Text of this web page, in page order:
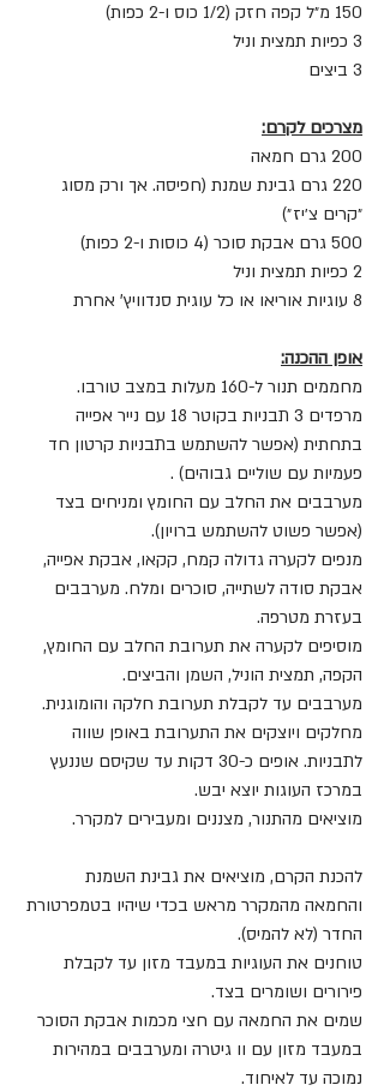
150 מ״ל קפה חזק (1/2 כוס ו-2 כפות)
3 כפיות תמצית וניל
3 ביצים
מצרכים לקרם:
200 גרם חמאה
220 גרם גבינת שמנת (חפיסה. אך ורק מסוג
״קרים צ׳יז״)
500 גרם אבקת סוכר (4 כוסות ו-2 כפות)
2 כפיות תמצית וניל
8 עוגיות אוריאו או כל עוגית סנדוויץ' אחרת
אופן ההכנה:
מחממים תנור ל-160 מעלות במצב טורבו.
מרפדים 3 תבניות בקוטר 18 עם נייר אפייה
בתחתית (אפשר להשתמש בתבניות קרטון חד
פעמיות עם שוליים גבוהים) .
מערבבים את החלב עם החומץ ומניחים בצד
(אפשר פשוט להשתמש ברויון).
מנפים לקערה גדולה קמח, קקאו, אבקת אפייה,
אבקת סודה לשתייה, סוכרים ומלח. מערבבים
בעזרת מטרפה.
מוסיפים לקערה את תערובת החלב עם החומץ,
הקפה, תמצית הוניל, השמן והביצים.
מערבבים עד לקבלת תערובת חלקה והומוגנית.
מחלקים ויוצקים את התערובת באופן שווה
לתבניות. אופים כ-30 דקות עד שקיסם שננעץ
במרכז העוגות יוצא יבש.
מוציאים מהתנור, מצננים ומעבירים למקרר.
להכנת הקרם, מוציאים את גבינת השמנת
והחמאה מהמקרר מראש בכדי שיהיו בטמפרטורת
החדר (לא להמיס).
טוחנים את העוגיות במעבד מזון עד לקבלת
פירורים ושומרים בצד.
שמים את החמאה עם חצי מכמות אבקת הסוכר
במעבד מזון עם וו גיטרה ומערבבים במהירות
נמוכה עד לאיחוד.